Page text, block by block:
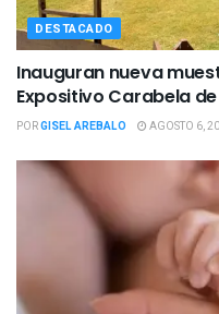
DESTACADO
Inauguran nueva
Expositivo Carabela
PORGISEL AREBALO AGOSTO 6,